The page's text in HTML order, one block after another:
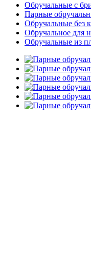
Обручальные с
Парные
Обручальные без
Обручальное для
Обручальные из